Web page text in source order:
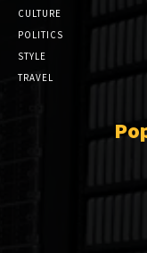
CULTURE
POLITICS
STYLE
TRAVEL